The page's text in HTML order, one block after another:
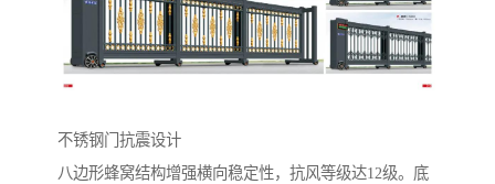
不锈钢门抗震设计‌
八边形蜂窝结构增强横向稳定性，抗风等级达12级。底